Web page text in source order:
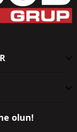
olun!